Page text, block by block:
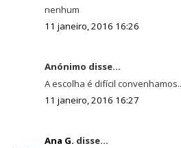
nenhum
11 janeiro, 2016 16:26
Anónimo disse...
A escolha é difícil
11 janeiro, 2016 16:27
Ana G. disse...